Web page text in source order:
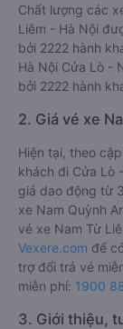
Chất lượng các
Liêm - Hà Nội
bởi 2222 hành
Hà Nội Cửa Lò -
bởi 2222 hành
2. Giá vé xe
Hiện tại, theo
khách đi Cửa Lò
giá dao động từ
xe Nam Quỳnh
vé xe Nam Từ
Vexere.com để
trợ đổi trả vé
miễn phí: 1900
3. Giới thiệu,